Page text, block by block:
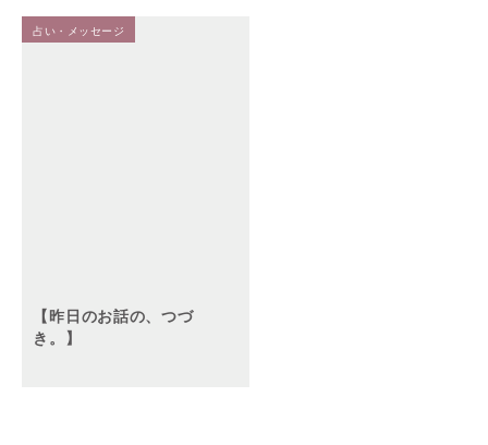
占い・メッセージ
【昨日のお話の、つづ
き。】